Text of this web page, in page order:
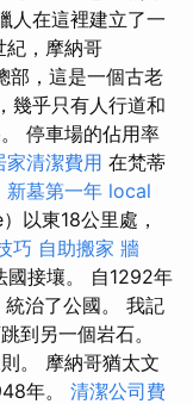
人在這裡建立了一
紀，摩納哥
部，這是一個古老
幾乎只有人行道和
停車場的佔用率
家清潔費用 在梵蒂
新墓第一年 local
以東18公里處，
巧 自助搬家 牆
國接壤。 自1292年
治了公國。 我記
到另一個岩石。
。 摩納哥猶太文
年。 清潔公司費